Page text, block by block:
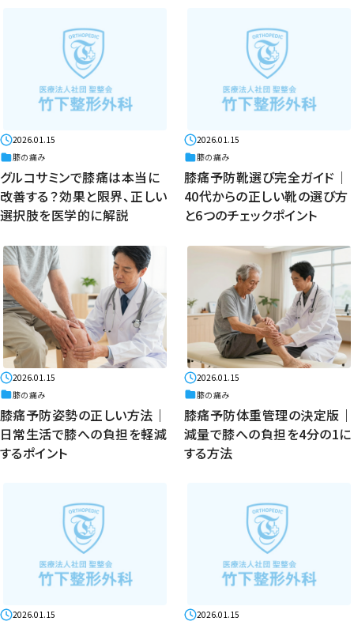
2026.01.15
膝の痛み
グルコサミンで膝痛は本当に
改善する？効果と限界、正しい
選択肢を医学的に解説
2026.01.15
膝の痛み
膝痛予防靴選び完全ガイド｜
40代からの正しい靴の選び方
と6つのチェックポイント
2026.01.15
膝の痛み
膝痛予防姿勢の正しい方法｜
日常生活で膝への負担を軽減
するポイント
2026.01.15
膝の痛み
膝痛予防体重管理の決定版｜
減量で膝への負担を4分の1に
する方法
2026.01.15
2026.01.15